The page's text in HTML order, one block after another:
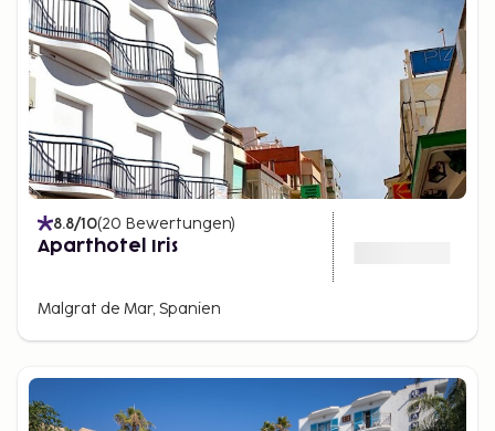
8.8/10(20 Bewertungen)
Aparthotel Iris
Malgrat de Mar, Spanien